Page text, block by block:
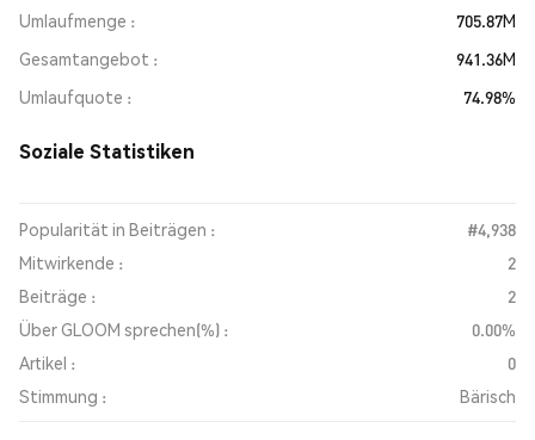
Umlaufmenge
705.87M
Gesamtangebot
941.36M
Umlaufquote
74.98%
Soziale Statistiken
Popularität in Beiträgen :
#4,938
Mitwirkende :
2
Beiträge :
2
Über GLOOM sprechen(%) :
0.00%
Artikel :
0
Stimmung :
Bärisch